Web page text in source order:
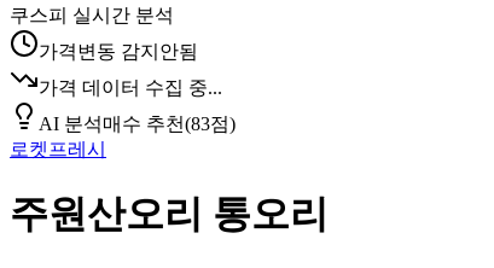
쿠스피 실시간 분석
가격변동 감지안됨
가격 데이터 수집 중...
AI 분석매수 추천(83점)
로켓프레시
주원산오리 통오리